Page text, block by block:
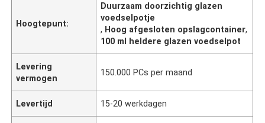
Hoogtepunt:
Duurzaam doorzichtig glazen
voedselpotje
, Hoog afgesloten opslagcontainer,
100 ml heldere glazen voedselpot
Levering
vermogen
150.000 PCs per maand
Levertijd 15-20 werkdagen